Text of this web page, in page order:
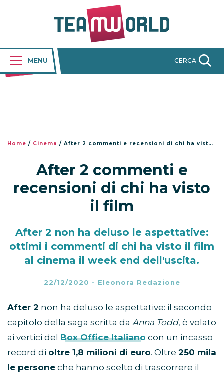
MENU CERCA
Home / Cinema / After 2 commenti e recensioni di chi ha visto il film
After 2 commenti e
recensioni di chi ha visto
il film
After 2 non ha deluso le aspettative:
ottimi i commenti di chi ha visto il film
al cinema il week end dell'uscita.
22/12/2020 - Eleonora Redazione
After 2 non ha deluso le aspettative: il secondo
capitolo della saga scritta da Anna Todd, è volato
ai vertici del Box Office Italiano con un incasso
record di oltre 1,8 milioni di euro. Oltre 250 mila
le persone che hanno scelto di trascorrere il